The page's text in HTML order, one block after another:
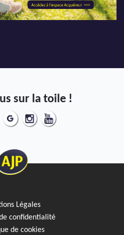
sur la toile !
Légales
confidentialité
de cookies